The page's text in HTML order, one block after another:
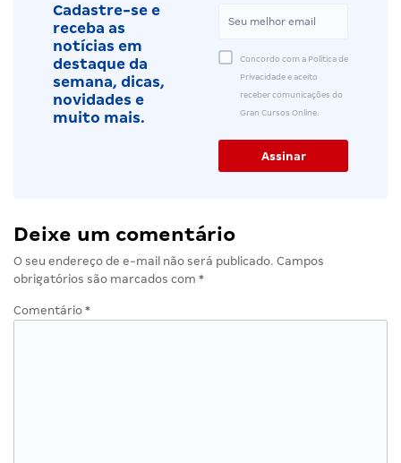
Cadastre-se e
receba as
notícias em
destaque da
semana, dicas,
novidades e
muito mais.
Concordo com a Política de
Privacidade e aceito
receber comunicações do
Gran Cursos Online.
Deixe um comentário
O seu endereço de e-mail não será publicado. Campos
obrigatórios são marcados com *
Comentário *